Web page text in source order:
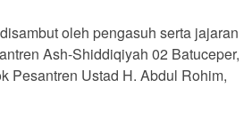
oleh pengasuh serta jajaran
Ash-Shiddiqiyah 02 Batuceper,
Pesantren Ustad H. Abdul Rohim,